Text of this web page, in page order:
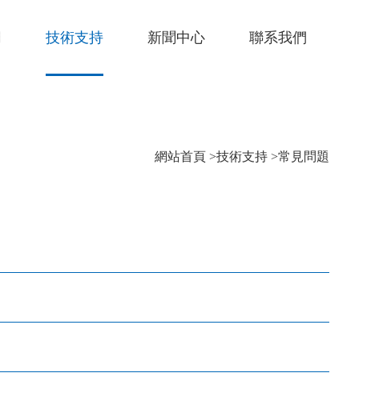
技術支持 新聞中心 聯系我們
網站首頁 >技術支持 >常見問題